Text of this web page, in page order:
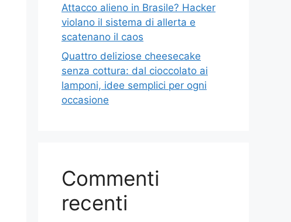
Attacco alieno in Brasile? Hacker
violano il sistema di allerta e
scatenano il caos
Quattro deliziose cheesecake
senza cottura: dal cioccolato ai
lamponi, idee semplici per ogni
occasione
Commenti
recenti